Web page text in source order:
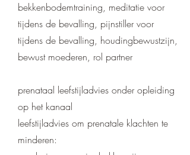
bekkenbodemtraining, meditatie voor
tijdens de bevalling, pijnstiller voor
tijdens de bevalling, houdingbewustzijn,
bewust moederen, rol partner
prenataal leefstijladvies onder opleiding
op het kanaal
leefstijladvies om prenatale klachten te
minderen: